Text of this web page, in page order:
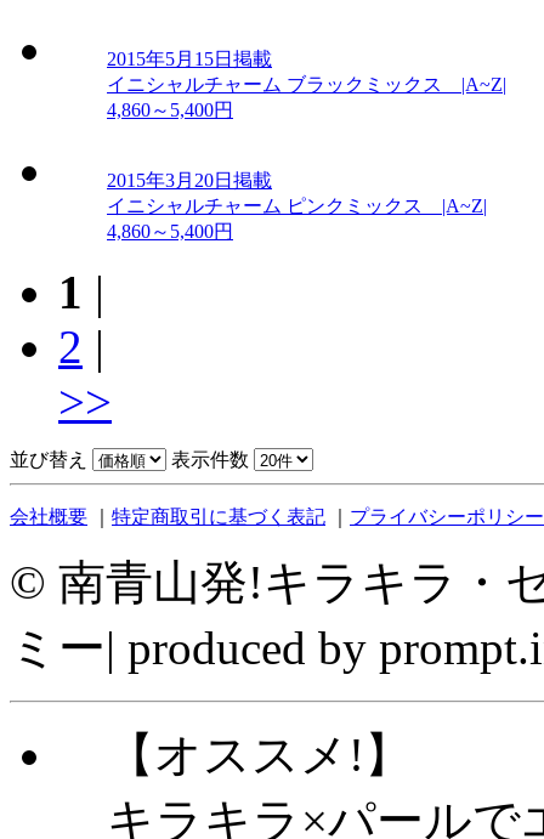
2015年5月15日掲載
イニシャルチャーム ブラックミックス |A~Z|
4,860～5,400円
2015年3月20日掲載
イニシャルチャーム ピンクミックス |A~Z|
4,860～5,400円
1 |
2 |
>>
並び替え 表示件数
会社概要 特定商取引に基づく表記 プライバシーポリシー
© 南青山発!キラキラ・
ミー| produced by
【オススメ!】
キラキラ×パールで